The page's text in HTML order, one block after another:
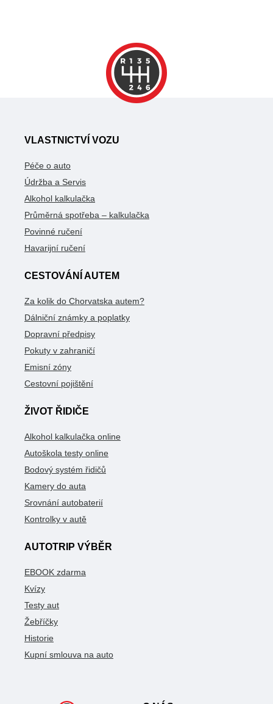
VLASTNICTVÍ VOZU
Péče o auto
Údržba a Servis
Alkohol kalkulačka
Průměrná spotřeba – kalkulačka
Povinné ručení
Havarijní ručení
CESTOVÁNÍ AUTEM
Za kolik do Chorvatska autem?
Dálniční známky a poplatky
Dopravní předpisy
Pokuty v zahraničí
Emisní zóny
Cestovní pojištění
ŽIVOT ŘIDIČE
Alkohol kalkulačka online
Autoškola testy online
Bodový systém řidičů
Kamery do auta
Srovnání autobaterií
Kontrolky v autě
AUTOTRIP VÝBĚR
EBOOK zdarma
Kvízy
Testy aut
Žebříčky
Historie
Kupní smlouva na auto